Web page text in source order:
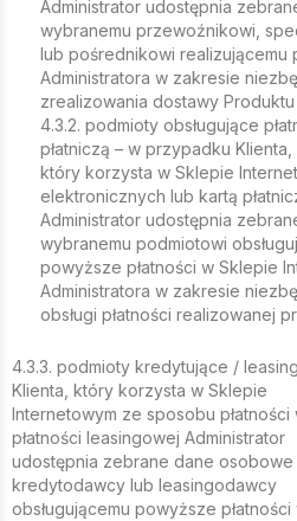
Administrator udostępnia
wybranemu przewoźnikowi,
lub pośrednikowi realizującemu
Administratora w zakresie
zrealizowania dostawy Produktu
4.3.2. podmioty obsługujące
płatniczą – w przypadku Klienta,
który korzysta w Sklepie
elektronicznych lub kartą
Administrator udostępnia
wybranemu podmiotowi
powyższe płatności w Sklepie
Administratora w zakresie
obsługi płatności realizowanej
4.3.3. podmioty kredytujące /
Klienta, który korzysta w Sklepie
Internetowym ze sposobu płatności
płatności leasingowej Administrator
udostępnia zebrane dane osobowe
kredytodawcy lub leasingodawcy
obsługującemu powyższe